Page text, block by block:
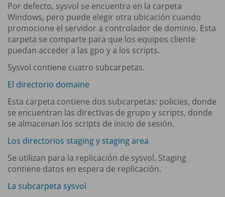
Por defecto, sysvol se encuentra en la carpeta
Windows, pero puede elegir otra ubicación cuando
promocione el servidor a controlador de dominio. Esta
carpeta se comparte para que los equipos cliente
puedan acceder a las gpo y a los scripts.
Sysvol contiene cuatro subcarpetas.
El directorio domaine
Esta carpeta contiene dos subcarpetas: policies, donde
se encuentran las directivas de grupo y scripts, donde
se almacenan los scripts de inicio de sesión.
Los directorios staging y staging area
Se utilizan para la replicación de sysvol. Staging
contiene datos en espera de replicación.
La subcarpeta sysvol